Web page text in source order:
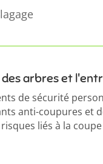
arbres et
de sécurité
anti-coupures et
liés à la